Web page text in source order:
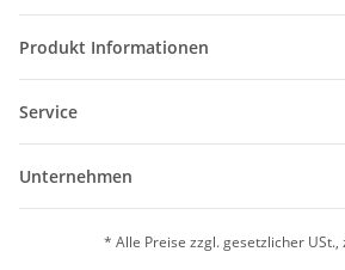
Produkt Informationen
Service
Unternehmen
* Alle Preise zzgl. gesetzlicher USt.,